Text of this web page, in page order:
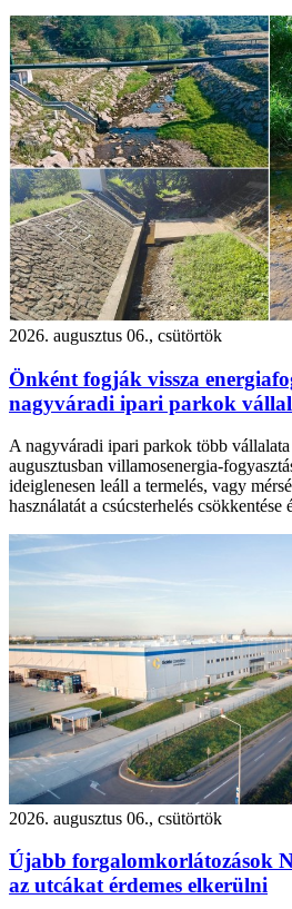
2026. augusztus 06., csütörtök
Önként fogják vissza
nagyváradi ipari parkok
A nagyváradi ipari parkok több
augusztusban villamosenergia-
ideiglenesen leáll a termelés, vagy
használatát a csúcsterhelés csökkentése
2026. augusztus 06., csütörtök
Újabb forgalomkorlátozások
az utcákat érdemes elkerülni